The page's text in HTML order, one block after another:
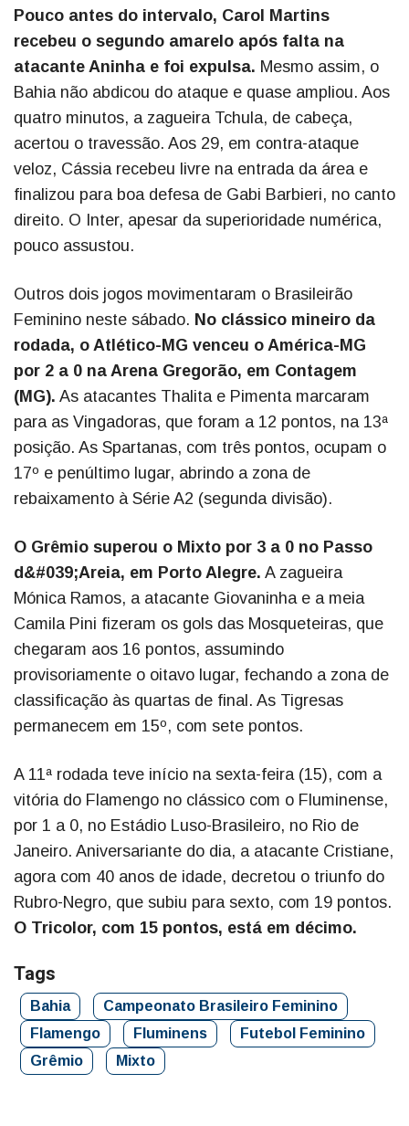
Pouco antes do intervalo, Carol Martins
recebeu o segundo amarelo após falta na
atacante Aninha e foi expulsa. Mesmo assim, o
Bahia não abdicou do ataque e quase ampliou. Aos
quatro minutos, a zagueira Tchula, de cabeça,
acertou o travessão. Aos 29, em contra-ataque
veloz, Cássia recebeu livre na entrada da área e
finalizou para boa defesa de Gabi Barbieri, no canto
direito. O Inter, apesar da superioridade numérica,
pouco assustou.
Outros dois jogos movimentaram o Brasileirão
Feminino neste sábado. No clássico mineiro da
rodada, o Atlético-MG venceu o América-MG
por 2 a 0 na Arena Gregorão, em Contagem
(MG). As atacantes Thalita e Pimenta marcaram
para as Vingadoras, que foram a 12 pontos, na 13ª
posição. As Spartanas, com três pontos, ocupam o
17º e penúltimo lugar, abrindo a zona de
rebaixamento à Série A2 (segunda divisão).
O Grêmio superou o Mixto por 3 a 0 no Passo
d&#039;Areia, em Porto Alegre. A zagueira
Mónica Ramos, a atacante Giovaninha e a meia
Camila Pini fizeram os gols das Mosqueteiras, que
chegaram aos 16 pontos, assumindo
provisoriamente o oitavo lugar, fechando a zona de
classificação às quartas de final. As Tigresas
permanecem em 15º, com sete pontos.
A 11ª rodada teve início na sexta-feira (15), com a
vitória do Flamengo no clássico com o Fluminense,
por 1 a 0, no Estádio Luso-Brasileiro, no Rio de
Janeiro. Aniversariante do dia, a atacante Cristiane,
agora com 40 anos de idade, decretou o triunfo do
Rubro-Negro, que subiu para sexto, com 19 pontos.
O Tricolor, com 15 pontos, está em décimo.
Tags
Bahia
Campeonato Brasileiro Feminino
Flamengo
Fluminens
Futebol Feminino
Grêmio
Mixto